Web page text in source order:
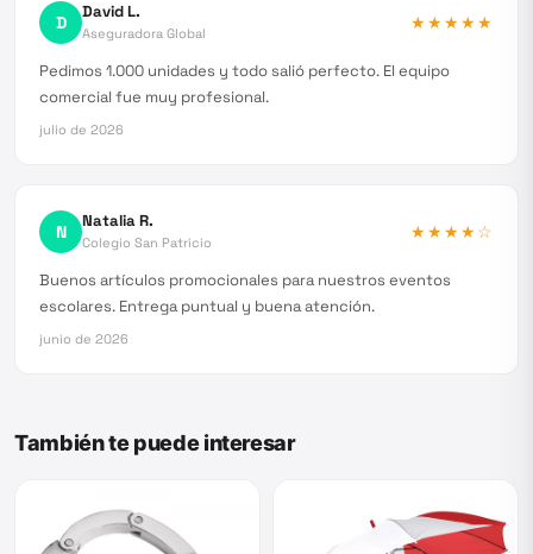
D David L.
Aseguradora Global
★★★★★
Pedimos 1.000 unidades y todo salió perfecto. El equipo
comercial fue muy profesional.
julio de 2026
N Natalia R.
Colegio San Patricio
★★★★☆
Buenos artículos promocionales para nuestros eventos
escolares. Entrega puntual y buena atención.
junio de 2026
También te puede interesar